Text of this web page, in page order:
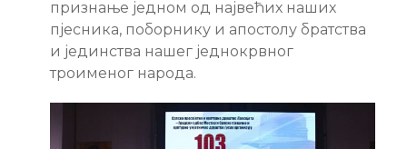
признање једном од највећих наших
пјесника, поборнику и апостолу братства
и јединства нашег једнокрвног
троименог народа.